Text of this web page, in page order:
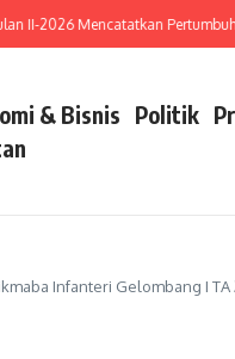
Mencatatkan Pertumbuhan
& Bisnis Politik
Infanteri Gelombang I